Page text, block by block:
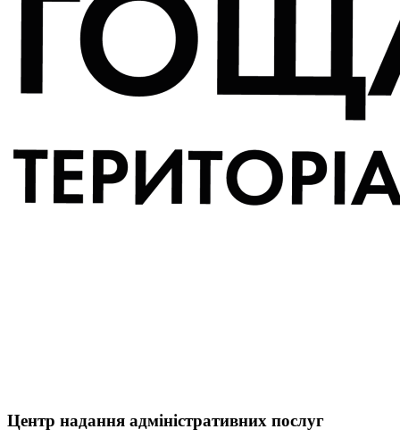
Центр надання адміністративних послуг